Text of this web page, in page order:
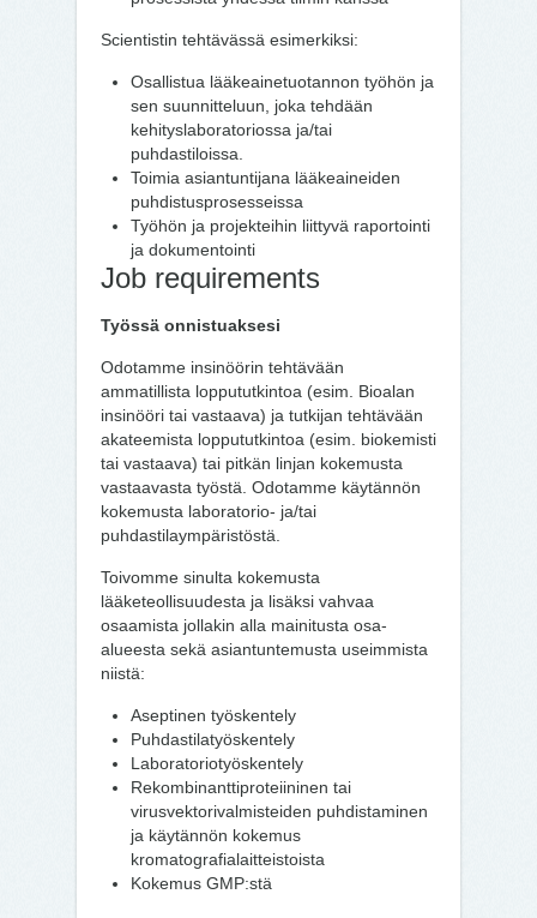
Scientistin tehtävässä esimerkiksi:
Osallistua lääkeainetuotannon työhön ja
sen suunnitteluun, joka tehdään
kehityslaboratoriossa ja/tai
puhdastiloissa.
Toimia asiantuntijana lääkeaineiden
puhdistusprosesseissa
Työhön ja projekteihin liittyvä raportointi
ja dokumentointi
Job requirements
Työssä onnistuaksesi
Odotamme insinöörin tehtävään
ammatillista loppututkintoa (esim. Bioalan
insinööri tai vastaava) ja tutkijan tehtävään
akateemista loppututkintoa (esim. biokemisti
tai vastaava) tai pitkän linjan kokemusta
vastaavasta työstä. Odotamme käytännön
kokemusta laboratorio- ja/tai
puhdastilaympäristöstä.
Toivomme sinulta kokemusta
lääketeollisuudesta ja lisäksi vahvaa
osaamista jollakin alla mainitusta osa-
alueesta sekä asiantuntemusta useimmista
niistä:
Aseptinen työskentely
Puhdastilatyöskentely
Laboratoriotyöskentely
Rekombinanttiproteiininen tai
virusvektorivalmisteiden puhdistaminen
ja käytännön kokemus
kromatografialaitteistoista
Kokemus GMP:stä